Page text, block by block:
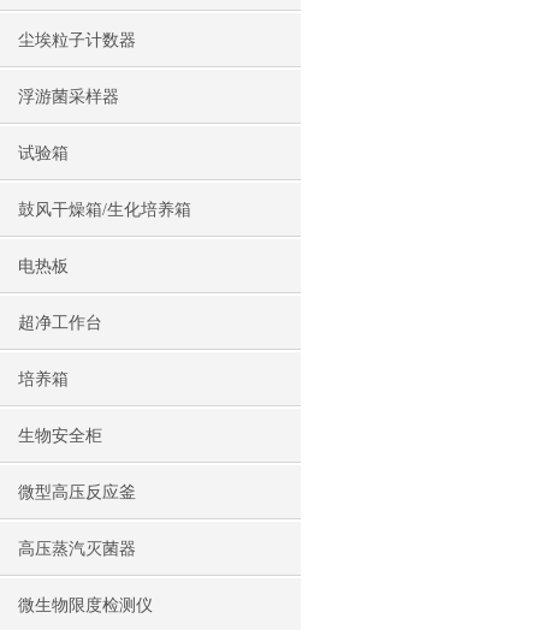
尘埃粒子计数器
浮游菌采样器
试验箱
鼓风干燥箱/生化培养箱
电热板
超净工作台
培养箱
生物安全柜
微型高压反应釜
高压蒸汽灭菌器
微生物限度检测仪